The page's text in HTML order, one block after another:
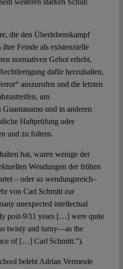
weiteren starken Schub
die den Überlebenskampf
Feinde als existenzielle
normativen Gebot erhebt,
dafür herzuhalten,
auszurufen und die letzten
um
und in anderen
Haftprüfung oder
und zu foltern.
hat, waren wenige der
Wendungen der frühen
– oder so wendungsreich–
von Carl Schmitt zur
unexpected intellectual
post-9/11 years […] were quite
twisty and turny—as the
of […] Carl Schmitt.”).
belebt Adrian Vermeule